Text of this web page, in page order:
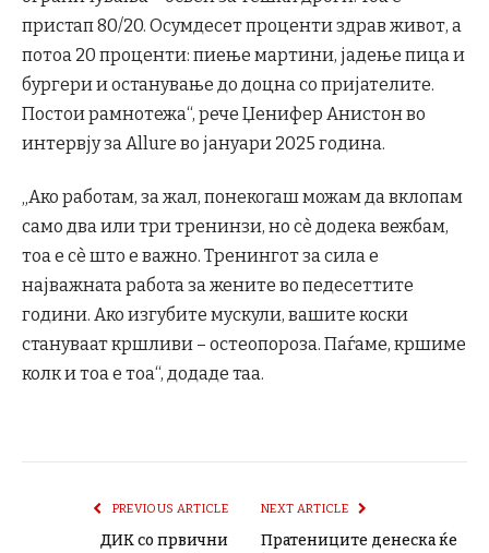
пристап 80/20. Осумдесет проценти здрав живот, а
потоа 20 проценти: пиење мартини, јадење пица и
бургери и останување до доцна со пријателите.
Постои рамнотежа“, рече Џенифер Анистон во
интервју за Allure во јануари 2025 година.
„Ако работам, за жал, понекогаш можам да вклопам
само два или три тренинзи, но сè додека вежбам,
тоа е сè што е важно. Тренингот за сила е
најважната работа за жените во педесеттите
години. Ако изгубите мускули, вашите коски
стануваат кршливи – остеопороза. Паѓаме, кршиме
колк и тоа е тоа“, додаде таа.
PREVIOUS ARTICLE
ДИК со првични
NEXT ARTICLE
Пратениците денеска ќе